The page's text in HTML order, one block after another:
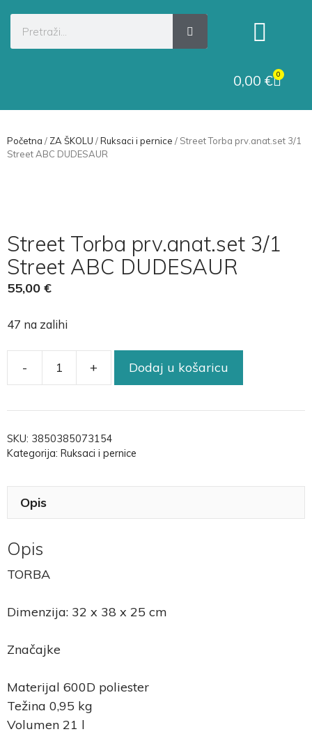
0,00 € 0
Početna / ZA ŠKOLU /Ruksaci i pernice / Street Torba prv.anat.set 3/1
Street ABC DUDESAUR
Street Torba prv.anat.set 3/1
Street ABC DUDESAUR
55,00 €
47 na zalihi
- + Dodaj u košaricu
SKU: 3850385073154
Kategorija: Ruksaci i pernice
Opis
Opis
TORBA
Dimenzija: 32 x 38 x 25 cm
Značajke
Materijal 600D poliester
Težina 0,95 kg
Volumen 21 l